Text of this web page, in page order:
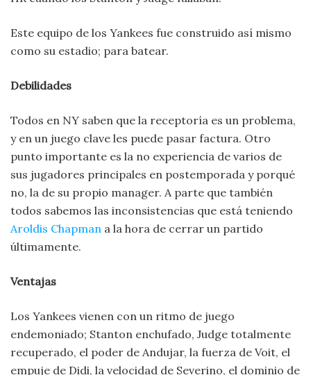
Este equipo de los Yankees fue construido así mismo
como su estadio; para batear.
Debilidades
Todos en NY saben que la receptoría es un problema,
y en un juego clave les puede pasar factura. Otro
punto importante es la no experiencia de varios de
sus jugadores principales en postemporada y porqué
no, la de su propio manager. A parte que también
todos sabemos las inconsistencias que está teniendo
Aroldis Chapman a la hora de cerrar un partido
últimamente.
Ventajas
Los Yankees vienen con un ritmo de juego
endemoniado; Stanton enchufado, Judge totalmente
recuperado, el poder de Andujar, la fuerza de Voit, el
empuje de Didi, la velocidad de Severino, el dominio de